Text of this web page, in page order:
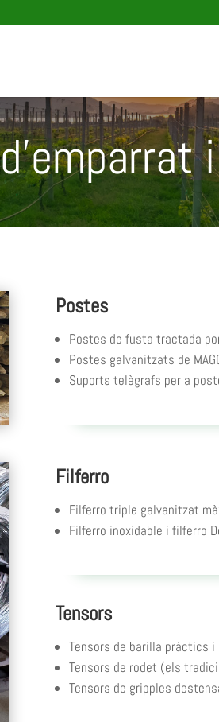
Postes
Postes de fusta tractada
Postes galvanitzats de
Suports telègrafs per a
Filferro
Filferro triple galvanitzat
Filferro inoxidable i filferro
Tensors
Tensors de barilla pràctics i
Tensors de rodet (els
Tensors de gripples